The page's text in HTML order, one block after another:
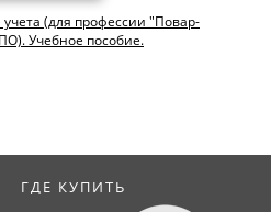
(для профессии "Повар-
Учебное пособие.
ГДЕ КУПИТЬ